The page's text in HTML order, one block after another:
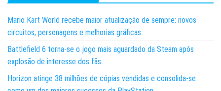
Mario Kart World recebe maior atualização de sempre: novos
circuitos, personagens e melhorias gráficas
Battlefield 6 torna-se o jogo mais aguardado da Steam após
explosão de interesse dos fãs
Horizon atinge 38 milhões de cópias vendidas e consolida-se